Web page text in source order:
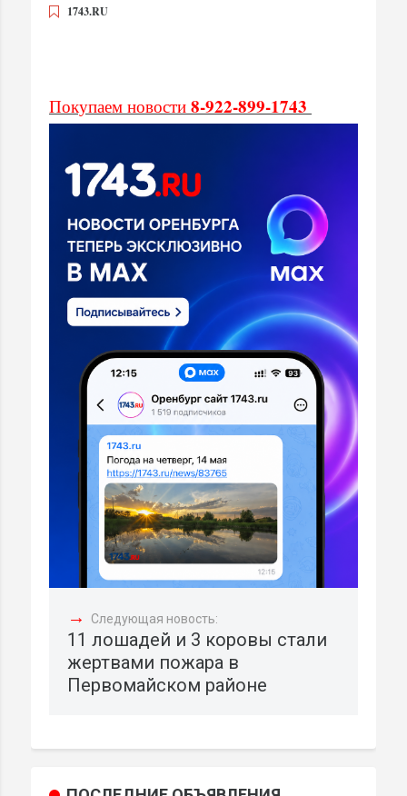
1743.RU
Покупаем новости 8-922-899-1743
→ Следующая новость:
11 лошадей и 3 коровы стали
жертвами пожара в
Первомайском районе